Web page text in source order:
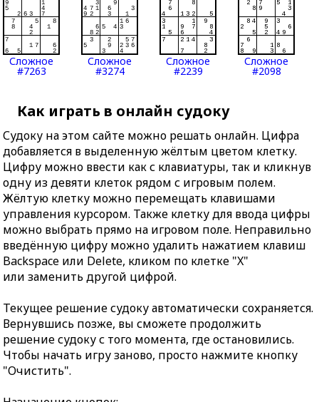
Сложное
#7263
Сложное
#3274
Сложное
#2239
Сложное
#2098
Как играть в онлайн судоку
Судоку на этом сайте можно решать онлайн. Цифра
добавляется в выделенную жёлтым цветом клетку.
Цифру можно ввести как с клавиатуры, так и кликнув
одну из девяти клеток рядом с игровым полем.
Жёлтую клетку можно перемещать клавишами
управления курсором. Также клетку для ввода цифры
можно выбрать прямо на игровом поле. Неправильно
введённую цифру можно удалить нажатием клавиш
Backspace или Delete, кликом по клетке "X"
или заменить другой цифрой.
Текущее решение судоку автоматически сохраняется.
Вернувшись позже, вы сможете продолжить
решение судоку с того момента, где остановились.
Чтобы начать игру заново, просто нажмите кнопку
"Очистить".